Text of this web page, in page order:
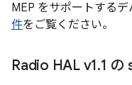
MEP をサポートするデ
件をご覧ください。
Radio HAL v1.1 の